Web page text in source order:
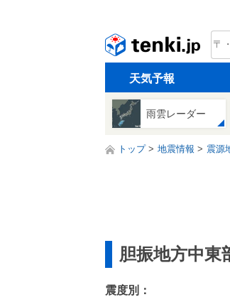
天気予報
雨雲レーダー
トップ 地震情報 震源
胆振地方中東
震度別：